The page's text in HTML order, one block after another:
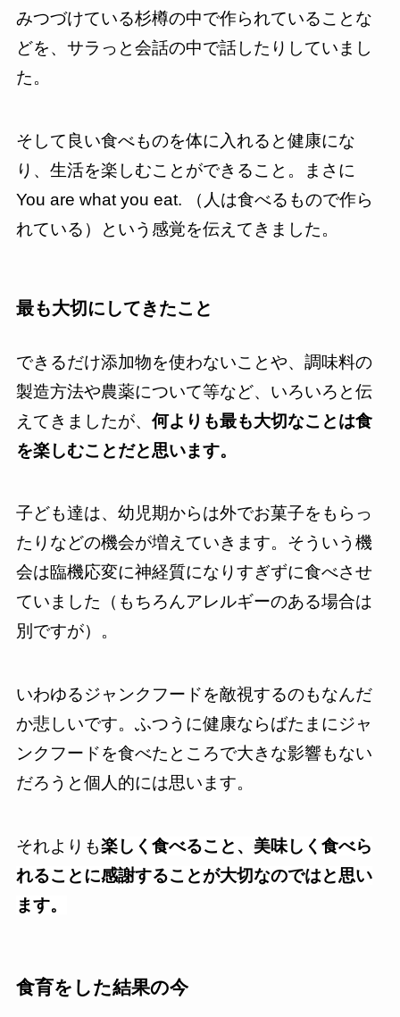
みつづけている杉樽の中で作られていることな
どを、サラっと会話の中で話したりしていまし
た。
そして良い食べものを体に入れると健康にな
り、生活を楽しむことができること。まさに
You are what you eat. （人は食べるもので作ら
れている）という感覚を伝えてきました。
最も大切にしてきたこと
できるだけ添加物を使わないことや、調味料の
製造方法や農薬について等など、いろいろと伝
えてきましたが、 何よりも最も大切なことは食
を楽しむことだと思います。
子ども達は、幼児期からは外でお菓子をもらっ
たりなどの機会が増えていきます。そういう機
会は臨機応変に神経質になりすぎずに食べさせ
ていました（もちろんアレルギーのある場合は
別ですが）。
いわゆるジャンクフードを敵視するのもなんだ
か悲しいです。ふつうに健康ならばたまにジャ
ンクフードを食べたところで大きな影響もない
だろうと個人的には思います。
それよりも楽しく食べること、美味しく食べら
れることに感謝することが大切なのではと思い
ます。
食育をした結果の今